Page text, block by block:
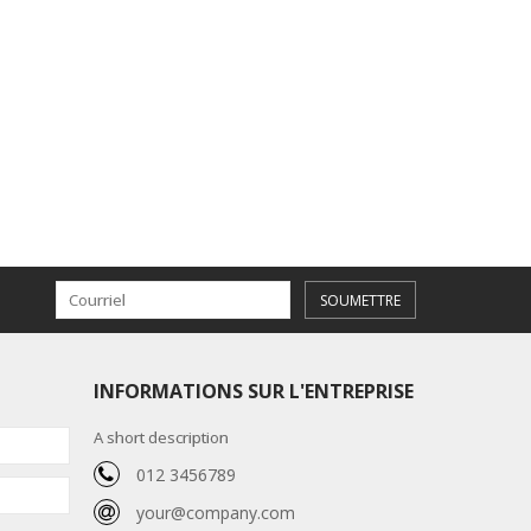
SOUMETTRE
INFORMATIONS SUR L'ENTREPRISE
A short description
012 3456789
your@company.com